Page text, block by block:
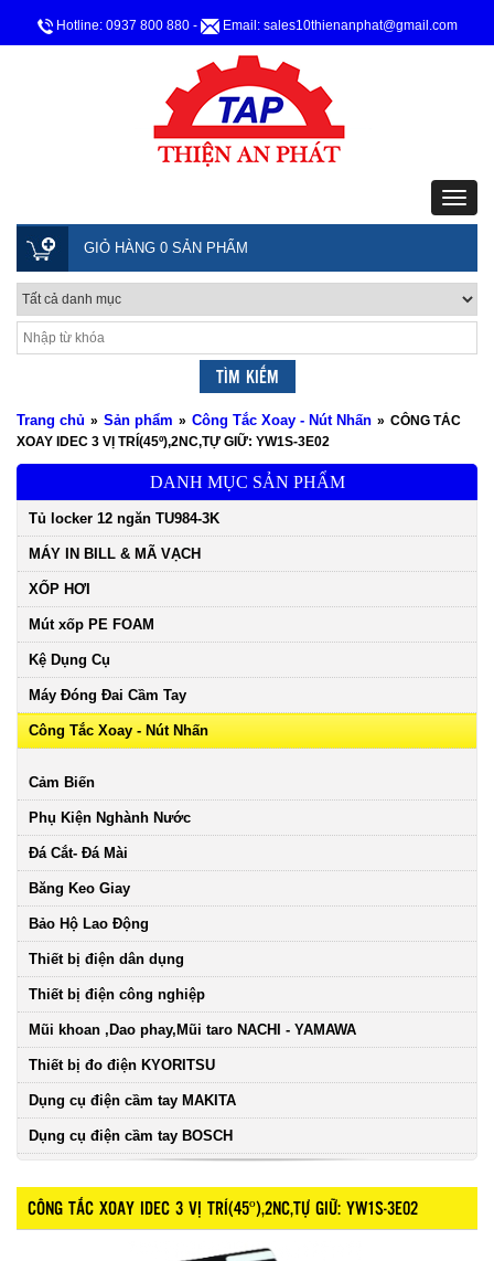
Hotline: 0937 800 880 - Email: sales10thienanphat@gmail.com
GIỎ HÀNG 0 SẢN PHẨM
Trang chủ » Sản phẩm » Công Tắc Xoay - Nút Nhấn » CÔNG TẮC
XOAY IDEC 3 VỊ TRÍ(45º),2NC,TỰ GIỮ: YW1S-3E02
DANH MỤC SẢN PHẨM
Tủ locker 12 ngăn TU984-3K
MÁY IN BILL & MÃ VẠCH
XỐP HƠI
Mút xốp PE FOAM
Kệ Dụng Cụ
Máy Đóng Đai Cầm Tay
Công Tắc Xoay - Nút Nhấn
Cảm Biến
Phụ Kiện Nghành Nước
Đá Cắt- Đá Mài
Băng Keo Giay
Bảo Hộ Lao Động
Thiết bị điện dân dụng
Thiết bị điện công nghiệp
Mũi khoan ,Dao phay,Mũi taro NACHI - YAMAWA
Thiết bị đo điện KYORITSU
Dụng cụ điện cầm tay MAKITA
Dụng cụ điện cầm tay BOSCH
CÔNG TẮC XOAY IDEC 3 VỊ TRÍ(45º),2NC,TỰ GIỮ: YW1S-3E02